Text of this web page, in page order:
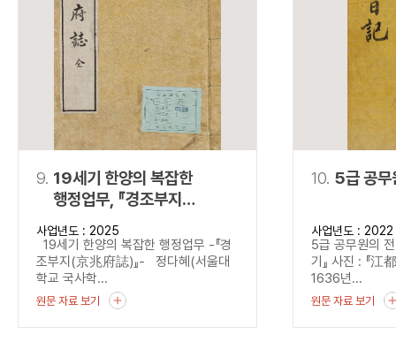
9. 19세기 한양의 복잡한
행정업무, 『경조부지
(京兆府誌)』
사업년도 : 2025
19세기 한양의 복잡한 행정업무 -『경
조부지(京兆府誌)』- 정다혜(서울대
학교 국사학...
원문 자료 보기
10. 5급 공무
사업년도 : 2022
5급 공무원의
기』 사진 : 『
1636년...
원문 자료 보기